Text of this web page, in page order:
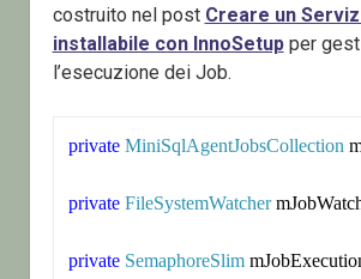
costruito nel post Creare un
installabile con InnoSetupper
l’esecuzione dei Job.
private MiniSqlAgentJobsCollection
private FileSystemWatcher
private SemaphoreSlim